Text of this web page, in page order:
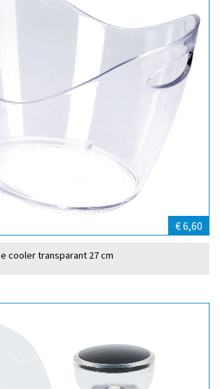
€ 6,60
cooler transparant 27 cm